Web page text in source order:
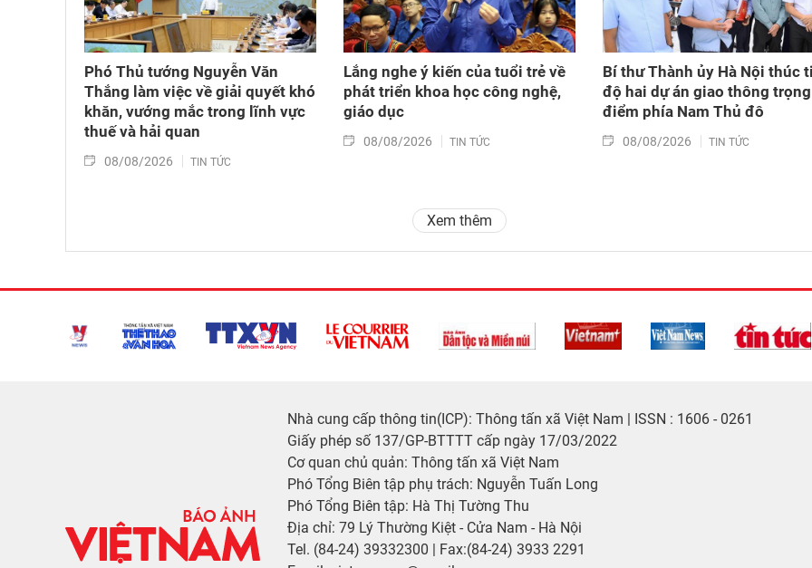
Phó Thủ tướng Nguyễn Văn
Thắng làm việc về giải quyết khó
khăn, vướng mắc trong lĩnh vực
thuế và hải quan
08/08/2026 TIN TỨC
Lắng nghe ý kiến của tuổi trẻ về
phát triển khoa học công nghệ,
giáo dục
08/08/2026 TIN TỨC
Bí thư Thành ủy Hà Nội thúc
độ hai dự án giao thông trọng
điểm phía Nam Thủ đô
08/08/2026 TIN TỨC
Xem thêm
Nhà cung cấp thông tin(ICP): Thông tấn xã Việt Nam | ISSN : 1606 - 0261
Giấy phép số 137/GP-BTTTT cấp ngày 17/03/2022
Cơ quan chủ quản: Thông tấn xã Việt Nam
Phó Tổng Biên tập phụ trách: Nguyễn Tuấn Long
Phó Tổng Biên tập: Hà Thị Tường Thu
Địa chỉ: 79 Lý Thường Kiệt - Cửa Nam - Hà Nội
Tel. (84-24) 39332300 | Fax:(84-24) 3933 2291